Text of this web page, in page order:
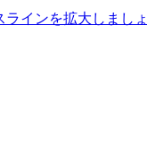
インを拡大しましょ